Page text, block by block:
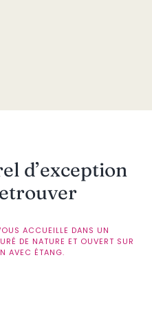
d’exception
ACCUEILLE DANS UN
DE NATURE ET OUVERT SUR
AVEC ÉTANG.